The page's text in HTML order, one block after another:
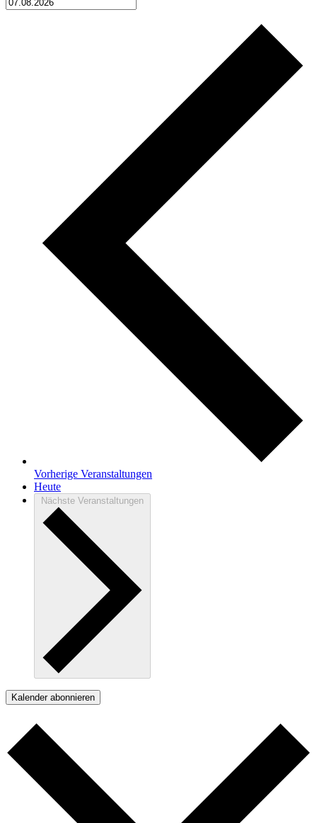
Vorherige Veranstaltungen
Heute
Nächste Veranstaltungen
Kalender abonnieren